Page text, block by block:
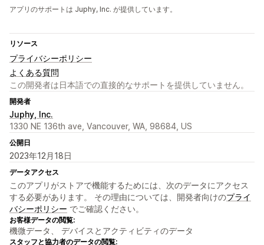
アプリのサポートは Juphy, Inc. が提供しています。
リソース
プライバシーポリシー
よくある質問
この開発者は日本語での直接的なサポートを提供していません。
開発者
Juphy, Inc.
1330 NE 136th ave, Vancouver, WA, 98684, US
公開日
2023年12月18日
データアクセス
このアプリがストアで機能するためには、次のデータにアクセス
する必要があります。 その理由については、開発者向けのプライ
バシーポリシー でご確認ください。
お客様データの閲覧:
機微データ、 デバイスとアクティビティのデータ
スタッフと協力者のデータの閲覧: